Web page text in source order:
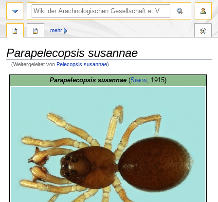
Parapelecopsis susannae
(Weitergeleitet vonPelecopsis susannae)
Navigation
Suche
Parapelecopsis susannae (Simon , 1915)
mehr